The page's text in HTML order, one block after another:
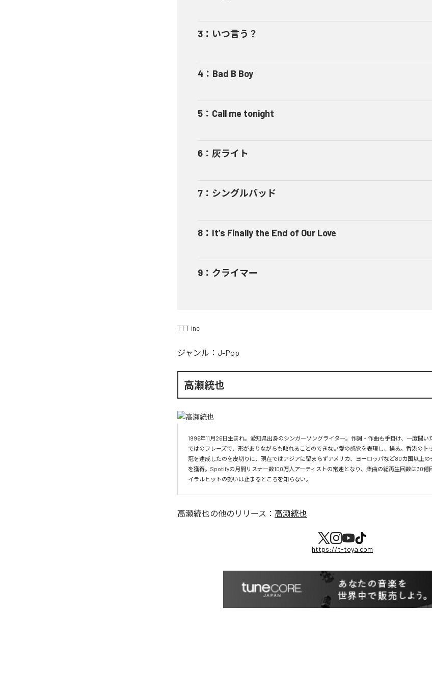
3 ： いつ言う？
4 ： Bad B Boy
5 ： Call me tonight
6 ： 灰ライト
7 ： シングルバッド
8 ： It’s Finally the End of Our Love
9 ： クライマー
TTT inc
ジャンル： J-Pop
高瀬統也
1996年11月26日生まれ。愛知県出身のシンガーソングライター。作詞・作曲も手掛け、一度聞い
ではのフレーズで、形がありながらも触れることのできない愛の感覚を表現し、操る。香港のト
冠を達成したのを皮切りに、現在ではアジアに留まらずアメリカ、ヨーロッパなど80カ国以上の
を獲得。Spotifyの月間リスナー数100万人アーティストの常連となり、楽曲の総再生回数は30億
イラルヒットの勢いは止まるところを知らない。
高瀬統也の他のリリース： 高瀬統也
https://t-toya.com